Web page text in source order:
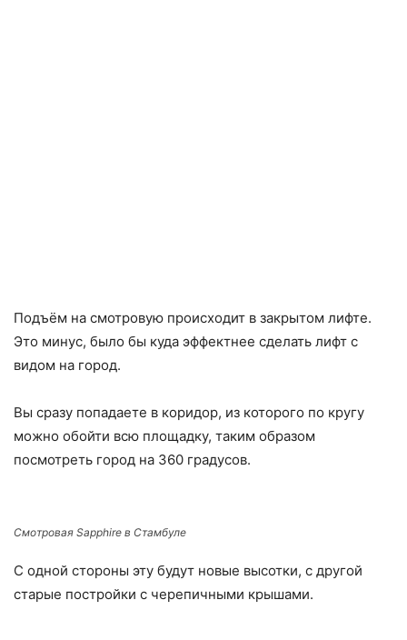
Подъём на смотровую происходит в закрытом лифте.
Это минус, было бы куда эффектнее сделать лифт с
видом на город.
Вы сразу попадаете в коридор, из которого по кругу
можно обойти всю площадку, таким образом
посмотреть город на 360 градусов.
Cмотровая Sapphire в Стамбуле
С одной стороны эту будут новые высотки, с другой
старые постройки с черепичными крышами.